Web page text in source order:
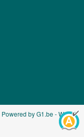
Powered by G1.be - Web &